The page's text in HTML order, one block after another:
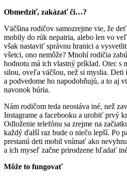
Obmedziť, zakázať či…?
Väčšina rodičov samozrejme vie, že
mobily do rúk nepatria, alebo len vo
však nastaviť správnu hranici a
všetci, ono nemôže? Mnohí rodičia
hodnotu má ich vlastný príklad. Otec s
silou, oveľa väčšou, než si myslia. Deti
a podvedome ho napodobňujú, a to aj
navonok búria.
Nám rodičom teda neostáva iné, než
Instagrame a facebooku a urobiť prvý
Odloženie telefónu sa zrejme na
každý ďalší raz bude o niečo lepší. Po
prestanú deti mobil vnímať ako
a ich myseľ začne prirodzene hľadať
Môže to fungovať